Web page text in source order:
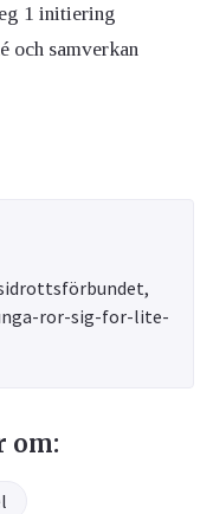
1 initiering
och samverkan
ror-sig-for-lite-
om: